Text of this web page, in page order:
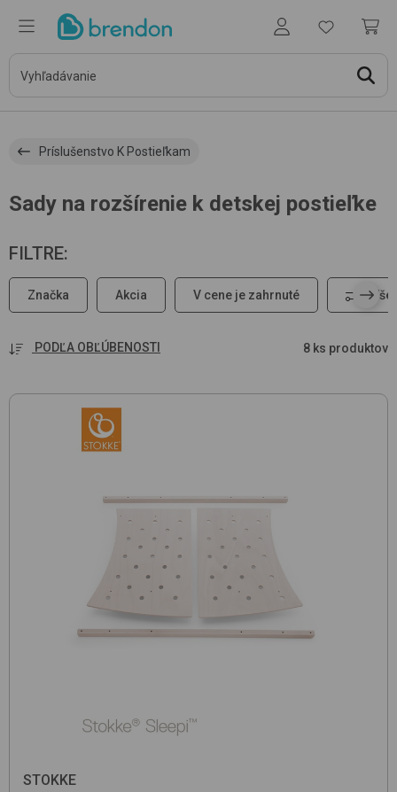
Príslušenstvo K Postieľkam
Sady na rozšírenie k detskej postieľke
FILTRE:
Značka Akcia V cene je zahrnuté
PODĽA OBĽÚBENOSTI 8 ks produktov
STOKKE